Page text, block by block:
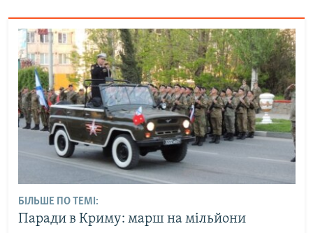
БІЛЬШЕ ПО ТЕМІ:
Паради в Криму: марш на мільйони